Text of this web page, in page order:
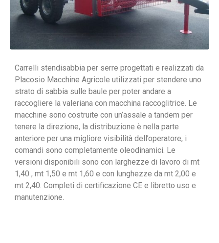
Carrelli stendisabbia per serre progettati e realizzati da
Placosio Macchine Agricole utilizzati per stendere uno
strato di sabbia sulle baule per poter andare a
raccogliere la valeriana con macchina raccoglitrice. Le
macchine sono costruite con un’assale a tandem per
tenere la direzione, la distribuzione è nella parte
anteriore per una migliore visibilità dell’operatore, i
comandi sono completamente oleodinamici. Le
versioni disponibili sono con larghezze di lavoro di mt
1,40 , mt 1,50 e mt 1,60 e con lunghezze da mt 2,00 e
mt 2,40. Completi di certificazione CE e libretto uso e
manutenzione.